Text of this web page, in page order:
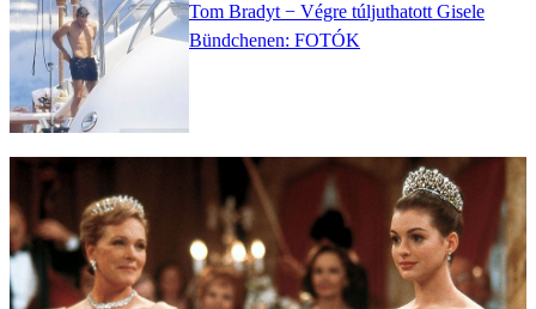
Tom Bradyt − Végre túljuthatott Gisele
Bündchenen: FOTÓK